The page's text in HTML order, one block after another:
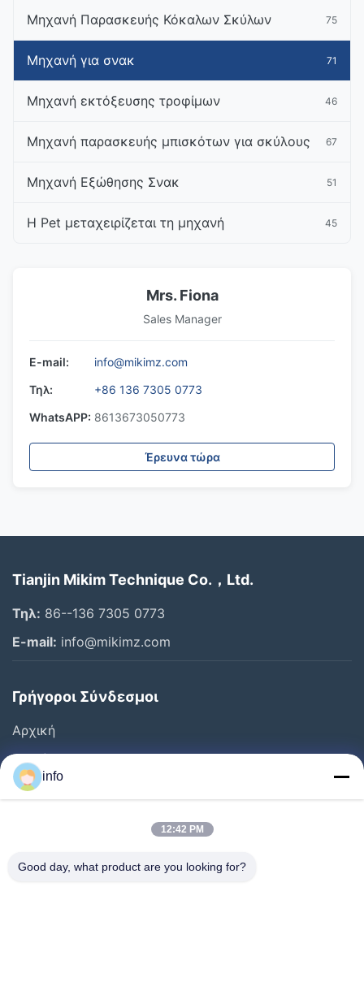
Μηχανή Παρασκευής Κόκαλων Σκύλων 75
Μηχανή για σνακ 71
Μηχανή εκτόξευσης τροφίμων 46
Μηχανή παρασκευής μπισκότων για σκύλους 67
Μηχανή Εξώθησης Σνακ 51
Η Pet μεταχειρίζεται τη μηχανή 45
Mrs. Fiona
Sales Manager
E-mail:
info@mikimz.com
Τηλ:
+86 136 7305 0773
WhatsAPP: 8613673050773
Έρευνα τώρα
Tianjin Mikim Technique Co.，Ltd.
Τηλ: 86--136 7305 0773
E-mail: info@mikimz.com
Γρήγοροι Σύνδεσμοι
Αρχική
Προϊόντα
Εκπομπή VR
Ποιοτικός Έλεγχος
info
12:42 PM
Good day, what product are you looking for?